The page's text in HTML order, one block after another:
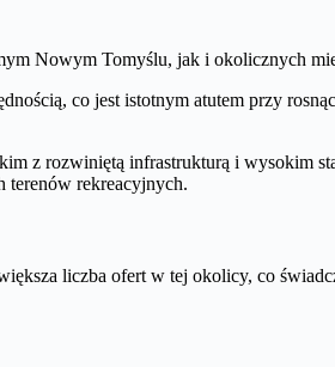
Nowym Tomyślu, jak i okolicznych
co jest istotnym atutem przy
z rozwiniętą infrastrukturą i wysokim
terenów rekreacyjnych.
liczba ofert w tej okolicy, co